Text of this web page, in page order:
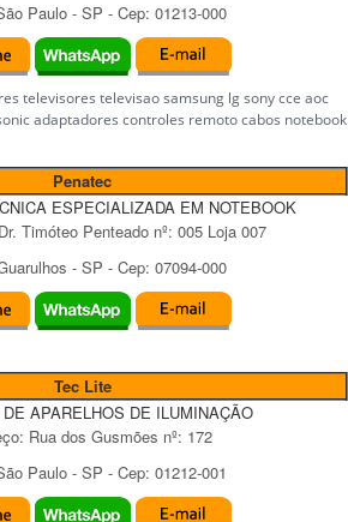
Paulo - SP - Cep: 01213-000
televisores televisao samsung lg sony cce aoc
adaptadores controles remoto cabos notebook
Penatec
ESPECIALIZADA EM NOTEBOOK
Timóteo Penteado nº: 005 Loja 007
- SP - Cep: 07094-000
Tec Lite
APARELHOS DE ILUMINAÇÃO
Rua dos Gusmões nº: 172
Paulo - SP - Cep: 01212-001